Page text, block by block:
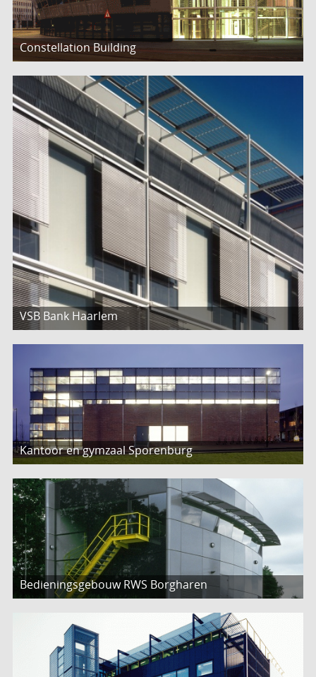
Constellation Building
Kantoor en gymzaal Sporenburg
Bedieningsgebouw RWS Borgharen
VSB Bank Haarlem